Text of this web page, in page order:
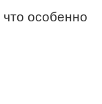
особенно